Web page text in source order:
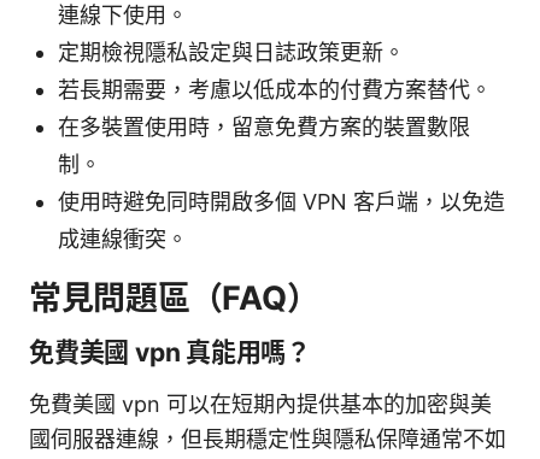
連線下使用。
定期檢視隱私設定與日誌政策更新。
若長期需要，考慮以低成本的付費方案替代。
在多裝置使用時，留意免費方案的裝置數限
制。
使用時避免同時開啟多個 VPN 客戶端，以免造
成連線衝突。
常見問題區（FAQ）
免費美國 vpn 真能用嗎？
免費美國 vpn 可以在短期內提供基本的加密與美
國伺服器連線，但長期穩定性與隱私保障通常不如